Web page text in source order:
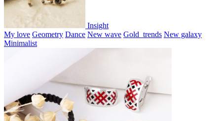
Insight
My love Geometry Dance New wave Gold_trends New galaxy
Minimalist